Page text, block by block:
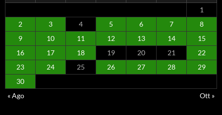
1
2
3 4 5 6 7
8
9
10 11 12 13 14
15
16
17 18 19 20 21
22
23
24 25 26 27 28
29
30
« Ago
Ott »